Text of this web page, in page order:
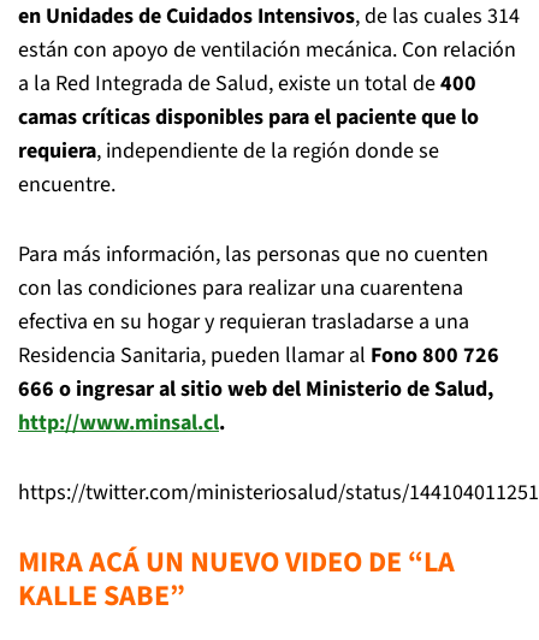
en Unidades de Cuidados Intensivos, de las cuales 314
están con apoyo de ventilación mecánica. Con relación
a la Red Integrada de Salud, existe un total de400
camas críticas disponibles para el paciente que lo
requiera, independiente de la región donde se
encuentre.
Para más información, las personas que no cuenten
con las condiciones para realizar una cuarentena
efectiva en su hogar y requieran trasladarse a una
Residencia Sanitaria, pueden llamar al Fono 800 726
666 o ingresar al sitio web del Ministerio de Salud,
http://www.minsal.cl.
https://twitter.com/ministeriosalud/status/
MIRA ACÁ UN NUEVO VIDEO DE “LA
KALLE SABE”